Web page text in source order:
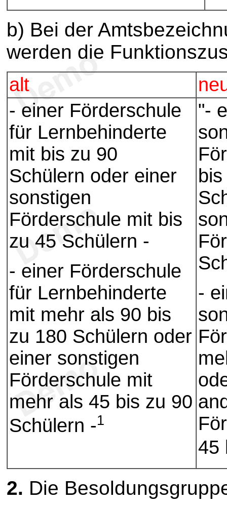
b) Bei der
werden die
alt
- einer Förderschule
für Lernbehinderte
mit bis zu 90
Schülern oder einer
sonstigen
Förderschule mit bis
zu 45 Schülern -
- einer Förderschule
für Lernbehinderte
mit mehr als 90 bis
zu 180 Schülern oder
einer sonstigen
Förderschule mit
mehr als 45 bis zu 90
Schülern -1
"-
-
45
2. Die